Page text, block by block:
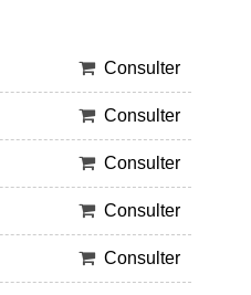
Consulter
Consulter
Consulter
Consulter
Consulter